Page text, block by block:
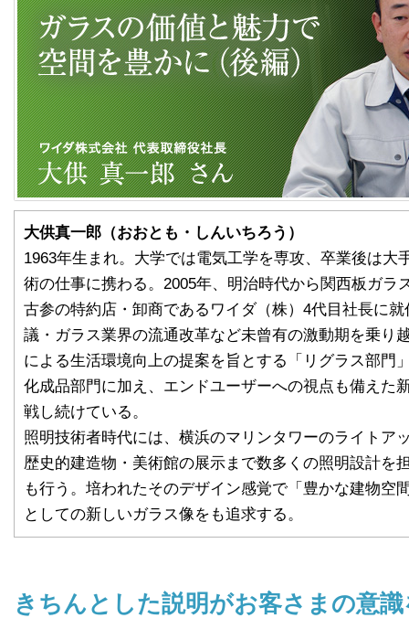
大供真一郎（おおとも・しんいちろう）
1963年生まれ。大学では電気工学を専攻、卒業後は大
術の仕事に携わる。2005年、明治時代から関西板ガラ
古参の特約店・卸商であるワイダ（株）4代目社長に
議・ガラス業界の流通改革など未曾有の激動期を乗り
による生活環境向上の提案を旨とする「リグラス部門
化成品部門に加え、エンドユーザーへの視点も備えた
戦し続けている。
照明技術者時代には、横浜のマリンタワーのライトア
歴史的建造物・美術館の展示まで数多くの照明設計を
も行う。培われたそのデザイン感覚で「豊かな建物空
としての新しいガラス像をも追求する。
きちんとした説明がお客さまの意